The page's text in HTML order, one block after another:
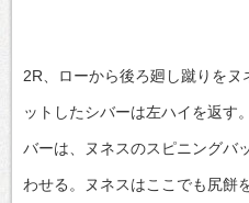
2R、ローから後ろ廻し蹴りを
ットしたシバーは左ハイを返す
バーは、ヌネスのスピニングバ
わせる。ヌネスはここでも尻餅